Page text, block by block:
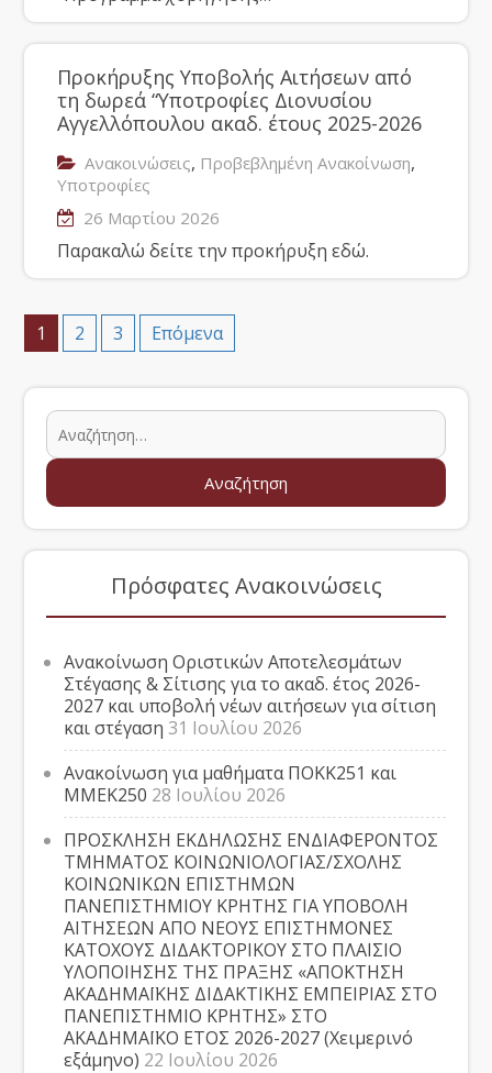
Προκήρυξης Υποβολής Αιτήσεων από
τη δωρεά “Υποτροφίες Διονυσίου
Αγγελλόπουλου ακαδ. έτους 2025-2026
Ανακοινώσεις, Προβεβλημένη Ανακοίνωση,
Υποτροφίες
26 Μαρτίου 2026
Παρακαλώ δείτε την προκήρυξη εδώ.
1 2 3 Επόμενα
Πρόσφατες Ανακοινώσεις
Ανακοίνωση Οριστικών Αποτελεσμάτων
Στέγασης & Σίτισης για το ακαδ. έτος 2026-
2027 και υποβολή νέων αιτήσεων για σίτιση
και στέγαση 31 Ιουλίου 2026
Ανακοίνωση για μαθήματα ΠΟΚΚ251 και
ΜΜΕΚ250 28 Ιουλίου 2026
ΠΡΟΣΚΛΗΣΗ ΕΚΔΗΛΩΣΗΣ ΕΝΔΙΑΦΕΡΟΝΤΟΣ
ΤΜΗΜΑΤΟΣ ΚΟΙΝΩΝΙΟΛΟΓΙΑΣ/ΣΧΟΛΗΣ
ΚΟΙΝΩΝΙΚΩΝ ΕΠΙΣΤΗΜΩΝ
ΠΑΝΕΠΙΣΤΗΜΙΟΥ ΚΡΗΤΗΣ ΓΙΑ ΥΠΟΒΟΛΗ
ΑΙΤΗΣΕΩΝ ΑΠΟ ΝΕΟΥΣ ΕΠΙΣΤΗΜΟΝΕΣ
ΚΑΤΟΧΟΥΣ ΔΙΔΑΚΤΟΡΙΚΟΥ ΣΤΟ ΠΛΑΙΣΙΟ
ΥΛΟΠΟΙΗΣΗΣ ΤΗΣ ΠΡΑΞΗΣ «ΑΠΟΚΤΗΣΗ
ΑΚΑΔΗΜΑΪΚΗΣ ΔΙΔΑΚΤΙΚΗΣ ΕΜΠΕΙΡΙΑΣ ΣΤΟ
ΠΑΝΕΠΙΣΤΗΜΙΟ ΚΡΗΤΗΣ» ΣΤΟ
ΑΚΑΔΗΜΑΪΚΟ ΕΤΟΣ 2026-2027 (Χειμερινό
εξάμηνο) 22 Ιουλίου 2026